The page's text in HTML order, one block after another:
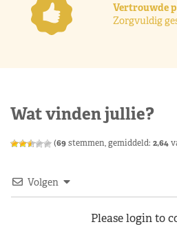
Vertrouwde
Zorgvuldig
Wat vinden jullie?
(69stemmen, gemiddeld: 2,64
Volgen
Please login to